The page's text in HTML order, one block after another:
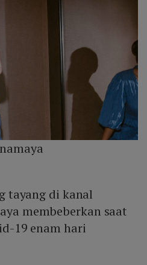
tayang di kanal
membeberkan saat
19 enam hari